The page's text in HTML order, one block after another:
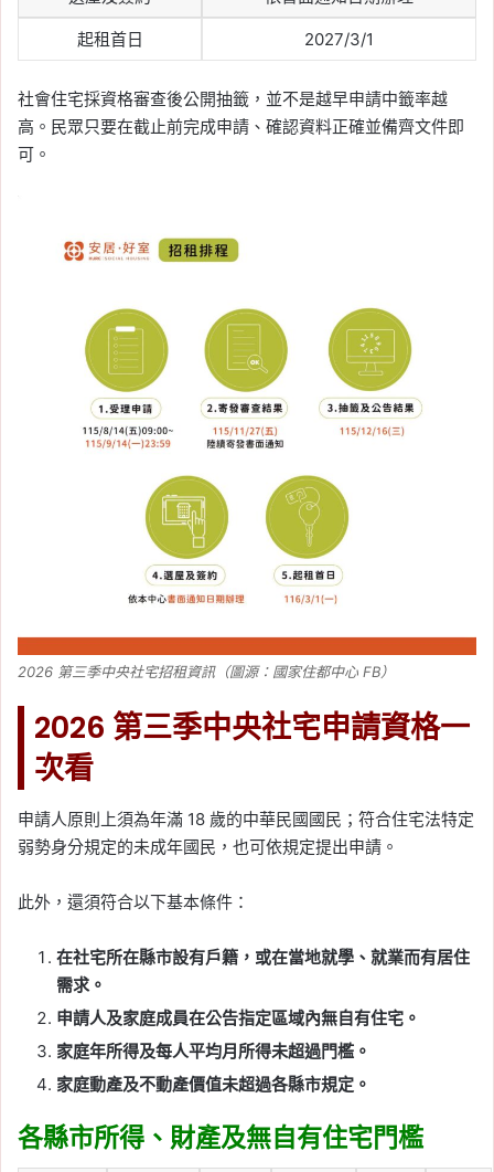
起租首日 2027/3/1
社會住宅採資格審查後公開抽籤，並不是越早申請中籤率越
高。民眾只要在截止前完成申請、確認資料正確並備齊文件即
可。
2026 第三季中央社宅招租資訊（圖源：國家住都中心 FB）
2026 第三季中央社宅申請資格一
次看
申請人原則上須為年滿 18 歲的中華民國國民；符合住宅法特定
弱勢身分規定的未成年國民，也可依規定提出申請。
此外，還須符合以下基本條件：
在社宅所在縣市設有戶籍，或在當地就學、就業而有居住
需求。
申請人及家庭成員在公告指定區域內無自有住宅。
家庭年所得及每人平均月所得未超過門檻。
家庭動產及不動產價值未超過各縣市規定。
各縣市所得、財產及無自有住宅門檻